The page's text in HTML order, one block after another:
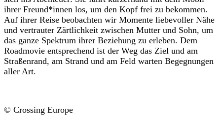
ihrer Freund*innen los, um den Kopf frei zu bekommen.
Auf ihrer Reise beobachten wir Momente liebevoller Nähe
und vertrauter Zärtlichkeit zwischen Mutter und Sohn, um
das ganze Spektrum ihrer Beziehung zu erleben. Dem
Roadmovie entsprechend ist der Weg das Ziel und am
Straßenrand, am Strand und am Feld warten Begegnungen
aller Art.
© Crossing Europe